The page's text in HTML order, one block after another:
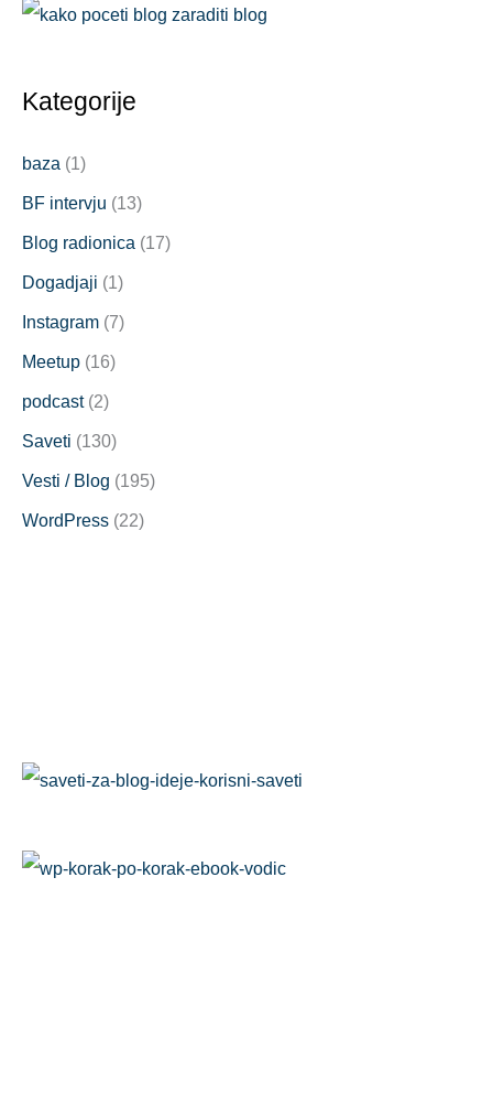
Kategorije
baza (1)
BF intervju (13)
Blog radionica (17)
Dogadjaji (1)
Instagram (7)
Meetup (16)
podcast(2)
Saveti (130)
Vesti / Blog (195)
WordPress (22)